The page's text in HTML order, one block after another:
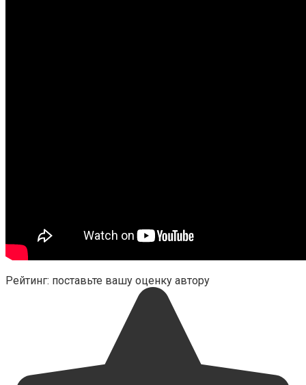
Рейтинг: поставьте вашу оценку автору